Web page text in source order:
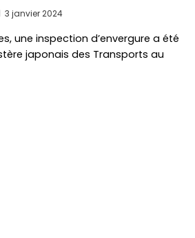
3 janvier 2024
une inspection d’envergure a été
japonais des Transports au